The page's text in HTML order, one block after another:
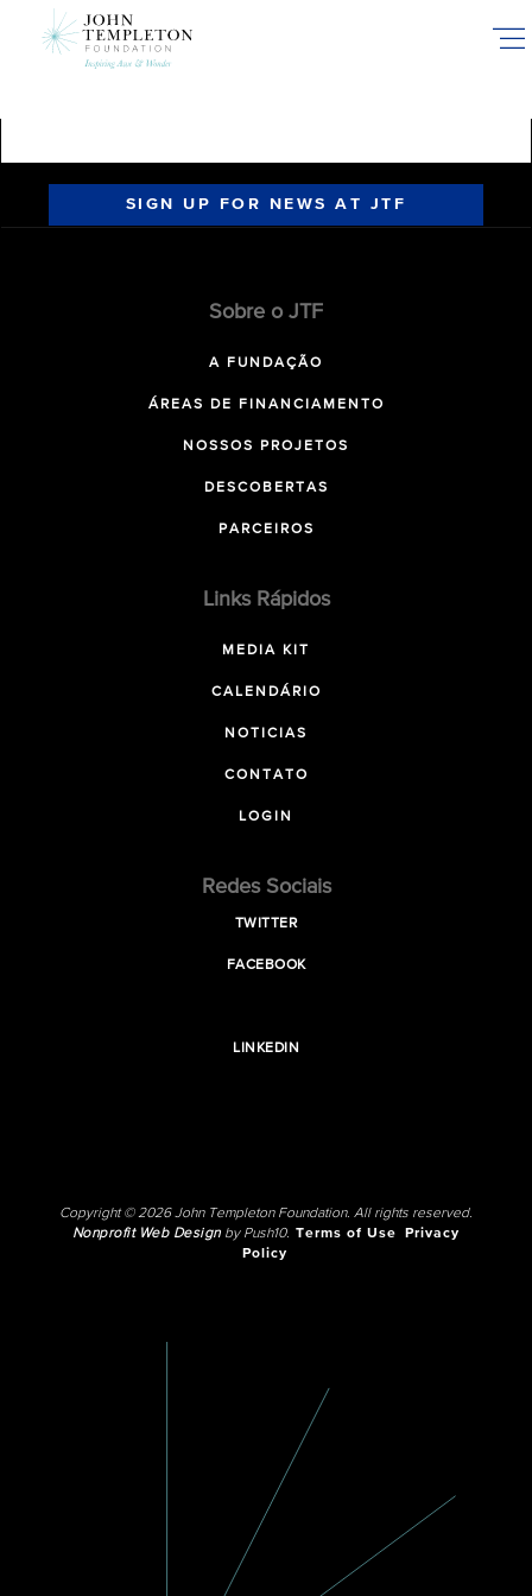
SIGN UP FOR NEWS AT JTF
Sobre o JTF
A FUNDAÇÃO
ÁREAS DE FINANCIAMENTO
NOSSOS PROJETOS
DESCOBERTAS
PARCEIROS
Links Rápidos
MEDIA KIT
CALENDÁRIO
NOTICIAS
CONTATO
LOGIN
Redes Sociais
TWITTER
FACEBOOK
LINKEDIN
Copyright © 2026 John Templeton Foundation. All rights reserved.
Nonprofit Web Designby Push10. Terms of Use
Privacy
Policy